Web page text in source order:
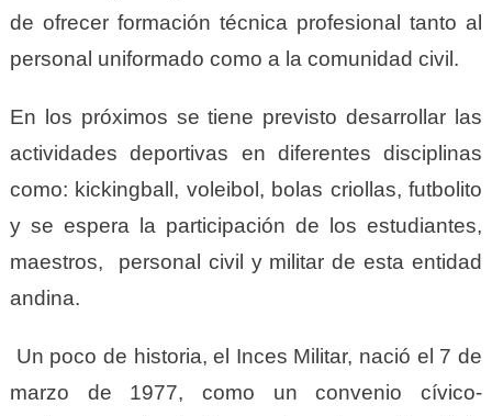
de ofrecer formación técnica profesional tanto al
personal uniformado como a la comunidad civil.
En los próximos se tiene previsto desarrollar las
actividades deportivas en diferentes disciplinas
como: kickingball, voleibol, bolas criollas, futbolito
y se espera la participación de los estudiantes,
maestros, personal civil y militar de esta entidad
andina.
Un poco de historia, el Inces Militar, nació el 7 de
marzo de 1977, como un convenio cívico-